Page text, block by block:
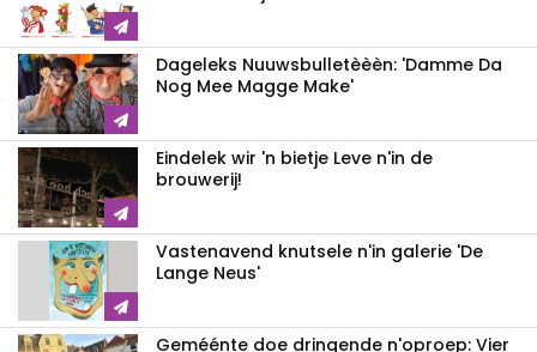
Dageleks Nuuwsbulletèèèn: 'Damme Da
Nog Mee Magge Make'
Eindelek wir 'n bietje Leve n'in de
brouwerij!
Vastenavend knutsele n'in galerie 'De
Lange Neus'
Geméénte doe dringende n'oproep: Vier